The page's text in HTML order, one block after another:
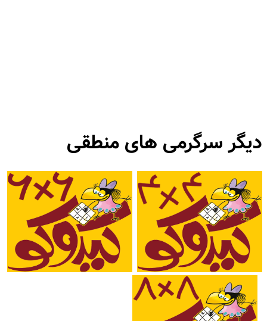
دیگر سرگرمی های منطقی